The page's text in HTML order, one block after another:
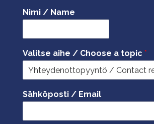
Nimi / Name
Valitse aihe / Choose a topic *
Sähköposti / Email